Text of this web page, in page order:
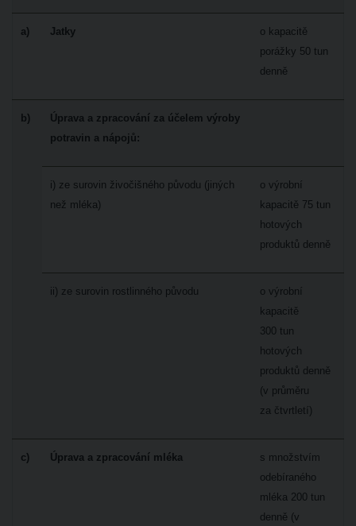
a) Jatky
o kapacitě
porážky 50 tun
denně
b)
Úprava a zpracování za účelem výroby
potravin a nápojů:
i) ze surovin živočišného původu (jiných
než mléka)
o výrobní
kapacitě 75 tun
hotových
produktů denně
ii) ze surovin rostlinného původu
o výrobní
kapacitě
300 tun
hotových
produktů denně
(v průměru
za čtvrtletí)
c) Úprava a zpracování mléka
s množstvím
odebíraného
mléka 200 tun
denně (v